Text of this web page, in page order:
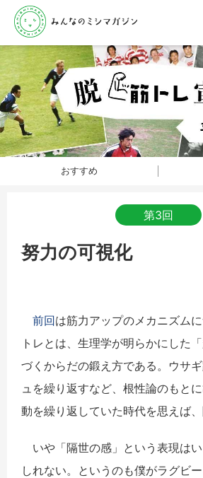
おすすめ
第3回
努力の可視化
前回は筋力アップのメカニズム
トレとは、生理学が明らかにした
づくからだの鍛え方である。ウサ
ュを繰り返すなど、根性論のもと
動を繰り返していた時代を思えば、
いや「隔世の感」という表現は
しれない。というのも僕がラグビ